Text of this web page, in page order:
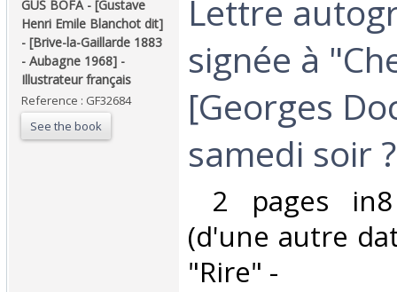
‎GUS BOFA - [Gustave
Henri Emile Blanchot dit]
- [Brive-la-Gaillarde 1883
- Aubagne 1968] -
Illustrateur français‎
Reference : GF32684
See the book
‎Lettre
signée à
[Georges
samedi soir
2 pages
(d'une autre
"Rire" -‎